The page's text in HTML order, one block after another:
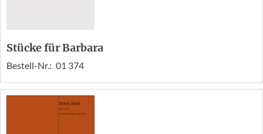
Stücke für Barbara
Bestell-Nr.: 01 374